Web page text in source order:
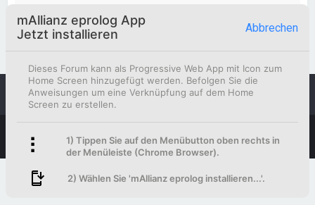
Foren-Übersicht Kontakt
Deutsche Übersetzung durchphpBB.de
mAllianz eprolog App
Jetzt installieren
Abbrechen
Dieses Forum kann als Progressive Web App mit Icon zum
Home Screen hinzugefügt werden. Befolgen Sie die
Anweisungen um eine Verknüpfung auf dem Home
Screen zu erstellen.
1) Tippen Sie auf den Menübutton oben rechts in
der Menüleiste (Chrome Browser).
2) Wählen Sie 'mAllianz eprolog installieren...'.